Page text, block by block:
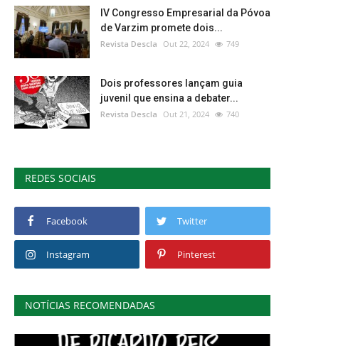
IV Congresso Empresarial da Póvoa
de Varzim promete dois...
Revista Descla Out 22, 2024 749
Dois professores lançam guia
juvenil que ensina a debater...
Revista Descla Out 21, 2024 740
REDES SOCIAIS
Facebook Twitter
Instagram Pinterest
NOTÍCIAS RECOMENDADAS